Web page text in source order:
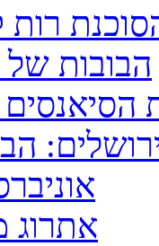
רות
הבובות
אתרוג